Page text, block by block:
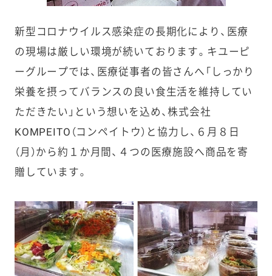
新型コロナウイルス感染症の長期化により、医療
の現場は厳しい環境が続いております。キユーピ
ーグループでは、医療従事者の皆さんへ「しっかり
栄養を摂ってバランスの良い食生活を維持してい
ただきたい」という想いを込め、株式会社
KOMPEITO（コンペイトウ）と協力し、６月８日
（月）から約１か月間、４つの医療施設へ商品を寄
贈しています。